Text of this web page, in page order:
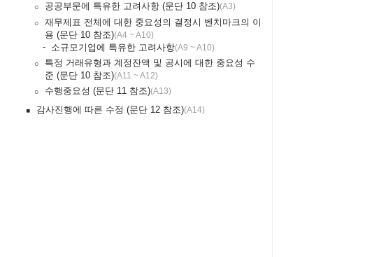
￮ 공공부문에 특유한 고려사항 (문단 10 참조)(A3)
￮ 재무제표 전체에 대한 중요성의 결정시 벤치마크의 이
용 (문단 10 참조)(A4 ~ A10)
- 소규모기업에 특유한 고려사항(A9 ~ A10)
￮
특정 거래유형과 계정잔액 및 공시에 대한 중요성 수
준 (문단 10 참조)(A11 ~ A12)
￮ 수행중요성 (문단 11 참조)(A13)
￭ 감사진행에 따른 수정 (문단 12 참조)(A14)